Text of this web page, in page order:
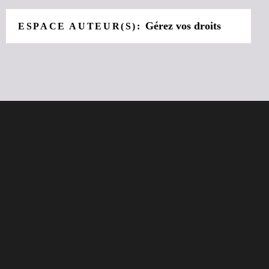
ESPACE AUTEUR(S): Gérez vos droits